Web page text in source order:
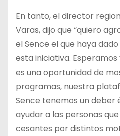
En tanto, el director
Varas, dijo que “quiero
el Sence el que haya
esta iniciativa.
es una oportunidad de
programas, nuestra
Sence tenemos un deber
ayudar a las personas
cesantes por distintos